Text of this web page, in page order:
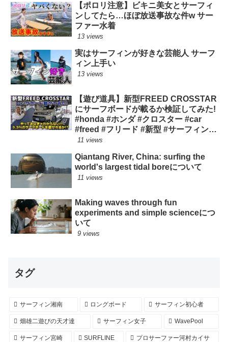
【ポロリ注意】ビキニ美女とサーフィ
ンしてたら…ほぼ放送事故な件w サー
ファー水着
13 views
実はサーフィンが好きな芸能人 サーフ
ィン上手い
13 views
【遊び道具】新型FREED CROSSTAR
にサーフボードが載るか検証してみた!
#honda #ホンダ #クロスター #car
#freed #フリード #新型 #サーフィン
ロングボード
11 views
Qiantang River, China: surfing the
world's largest tidal boreについて
11 views
Making waves through fun
experiments and simple scienceにつ
いて
9 views
タグ
サーフィン湘南 ロングボード サーフィン初心者
畑雄二遊びの天才達 サーフィン女子 WavePool
サーフィン宮崎 SURFLINE プロサーファー河村カイサ